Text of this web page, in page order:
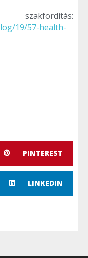
19/57-health-
PINTEREST
LINKEDIN